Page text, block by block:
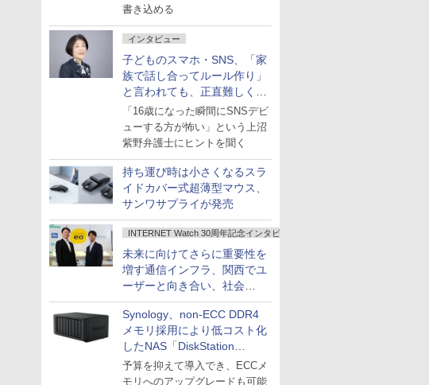
書き込める
インタビュー
子どものスマホ・SNS、「家
族で話し合ってルール作り」
と言われても、正直難しくな
いですか？
「16歳になった瞬間にSNSデビ
ューする方が怖い」という上沼
紫野弁護士にヒントを聞く
持ち運び時は小さくなるスラ
イドカバー式超薄型マウス、
サンワサプライが発売
INTERNET Watch 30周年記念インタビュー
未来に向けてさらに重要性を
増す通信インフラ、関西でユ
ーザーと向き合い、社会
の“あたらしい”を起動し続け
る～オプテージ
Synology、non-ECC DDR4
メモリ採用により低コスト化
したNAS「DiskStation
neo+」シリーズ
予算を抑えて導入でき、ECCメ
モリへのアップグレードも可能